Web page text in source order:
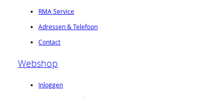
RMA Service
Adressen & Telefoon
Contact
Webshop
Inloggen